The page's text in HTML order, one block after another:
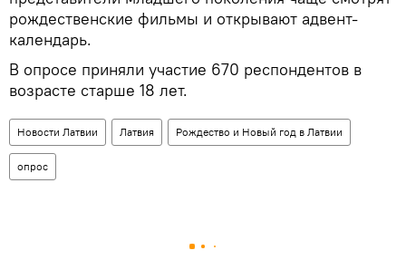
рождественские фильмы и открывают адвент-
календарь.
В опросе приняли участие 670 респондентов в
возрасте старше 18 лет.
Новости Латвии Латвия Рождество и Новый год в Латвии
опрос